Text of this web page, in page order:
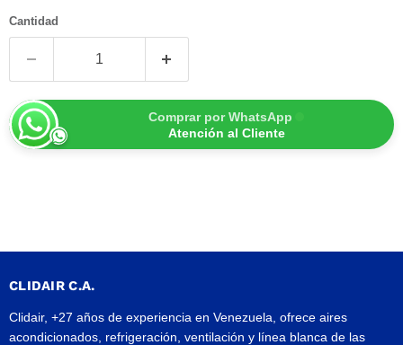
Cantidad
Comprar por WhatsApp
Atención al Cliente
CLIDAIR C.A.
Clidair, +27 años de experiencia en Venezuela, ofrece aires
acondicionados, refrigeración, ventilación y línea blanca de las